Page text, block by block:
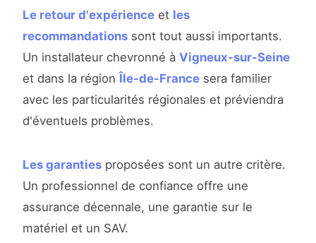
Le retour d'expérience et les
recommandations sont tout aussi importants.
Un installateur chevronné à Vigneux-sur-Seine
et dans la région Île-de-France sera familier
avec les particularités régionales et préviendra
d'éventuels problèmes.
Les garanties proposées sont un autre critère.
Un professionnel de confiance offre une
assurance décennale, une garantie sur le
matériel et un SAV.